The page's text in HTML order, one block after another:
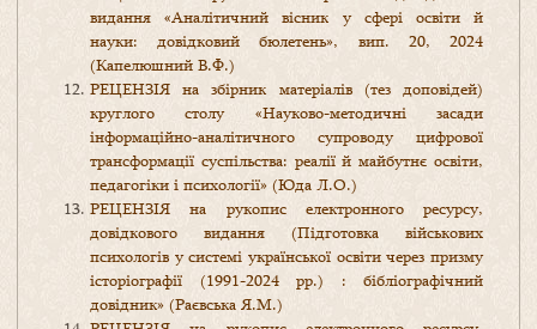
видання «Аналітичний вісник у сфері освіти й
науки: довідковий бюлетень», вип. 20, 2024
(Капелюшний В.Ф.)
РЕЦЕНЗІЯ на збірник матеріалів (тез доповідей)
круглого столу «Науково-методичні засади
інформаційно-аналітичного супроводу цифрової
трансформації суспільства: реалії й майбутнє освіти,
педагогіки і психології» (Юда Л.О.)
РЕЦЕНЗІЯ на рукопис електронного ресурсу,
довідкового видання (Підготовка військових
психологів у системі української освіти через призму
історіографії (1991-2024 рр.) : бібліографічний
довідник» (Раєвська Я.М.)